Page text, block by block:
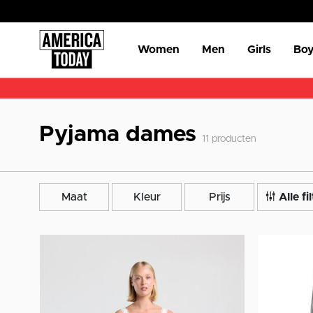
Women Men Girls
Pyjama dames 11 producten
Maat Kleur Prijs Alle